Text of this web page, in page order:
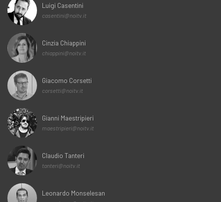
Luigi Casentini
casentini@noitv.it
Cinzia Chiappini
chiappini@noitv.it
Giacomo Corsetti
corsetti@noitv.it
Gianni Maestripieri
maestripieri@noitv.it
Claudio Tanteri
tanteri@noitv.it
Leonardo Monselesan